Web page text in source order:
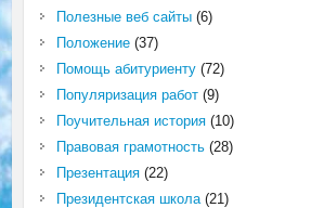
Полезные веб сайты(6)
Положение(37)
Помощь абитуриенту(72)
Популяризация работ(9)
Поучительная история(10)
Правовая грамотность(28)
Презентация(22)
Президентская школа(21)